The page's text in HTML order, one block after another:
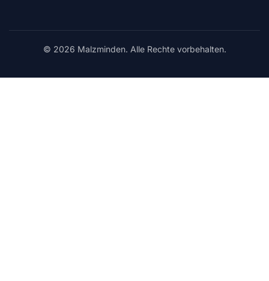
© 2026 Malzminden. Alle Rechte vorbehalten.